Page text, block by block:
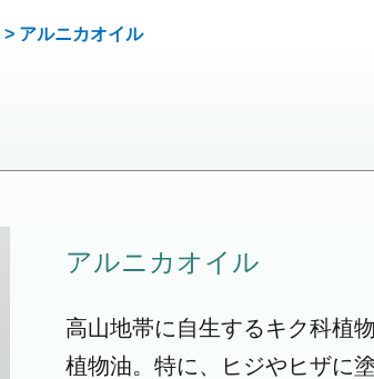
> アルニカオイル
アルニカオイル
高山地帯に自生するキク科植
植物油。特に、ヒジやヒザに